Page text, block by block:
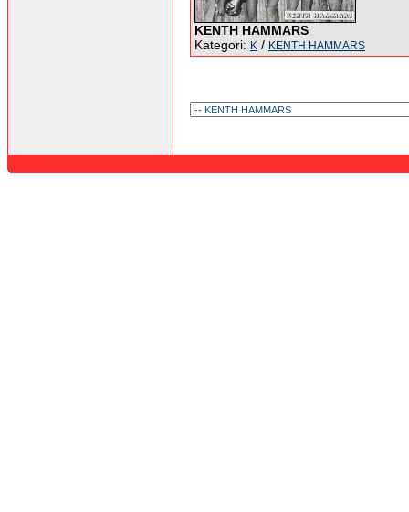
KENTH HAMMARS
Kategori: K / KENTH HAMMARS